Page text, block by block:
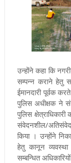
उन्होंने कहा कि
सम्पन्न कराने हेतु
ईमानदारी पूर्वक
पुलिस अधीक्षक ने
पुलिस
संवेदनशील/
किया । उन्होंने
हेतु कानून
सम्बन्धित